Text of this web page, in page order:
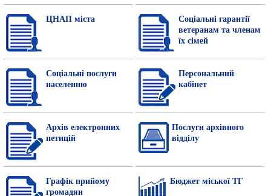
ЦНАП міста
Соціальні гарантії
ветеранам та членам
їх сімей
Соціальні послуги
населенню
Персональний
кабінет
Архів електронних
петицій
Послуги архівного
відділу
Графік прийому
громадян
Бюджет міської ТГ